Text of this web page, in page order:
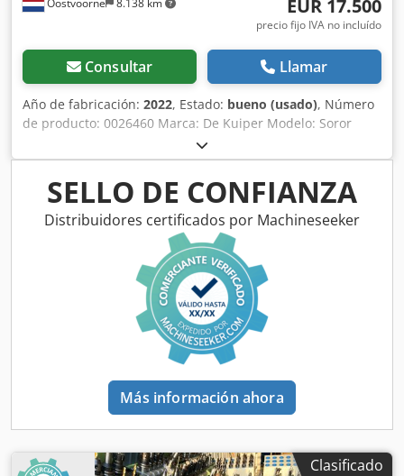
EUR 17.500
precio fijo IVA no incluído
Consultar Llamar
Año de fabricación: 2022, Estado: bueno (usado), Número
de producto: 0026460 Marca: De Kuiper Modelo: Soror
Categoría del producto: Freidoras Longitud: 2700 mm
Anchura: 920 mm Altura: 1800 mm Tensión de conexión
(V): 400 Potencia (W): 47150 Cjdozbmptspfx Anvsrf Año de
fabricación: 2022 Equipado con sistema de filtrado de
grasa. Incluye 3 cubas (1x ORE440 y 2x ORE540) y bandeja
SELLO DE CONFIANZA
Distribuidores certificados por Machineseeker
Más información ahora
Clasificado